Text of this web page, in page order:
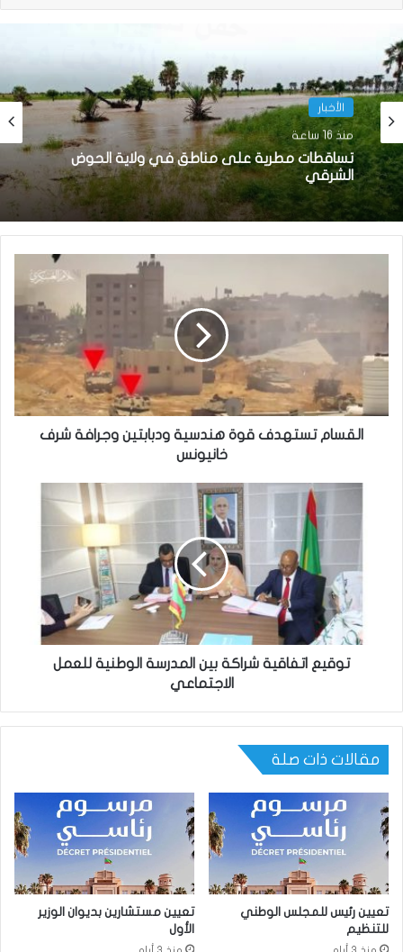
الأخبار
منذ 16 ساعة
تساقطات مطرية على مناطق في ولاية الحوض
الأخبار
منذ 18 ساعة
وزير العدل يترأس مراسم تبادل المهام بين النقيب
السابق والنقيب المنتخب للهيئة الوطنية للمحامين
القسام تستهدف قوة هندسية ودبابتين وجرافة شرف
خانيونس
توقيع اتفاقية شراكة بين المدرسة الوطنية للعمل
الاجتماعي
مقالات ذات صلة
تعيين رئيس للمجلس الوطني
للتنظيم
تعيين مستشارين بديوان الوزير
الأول